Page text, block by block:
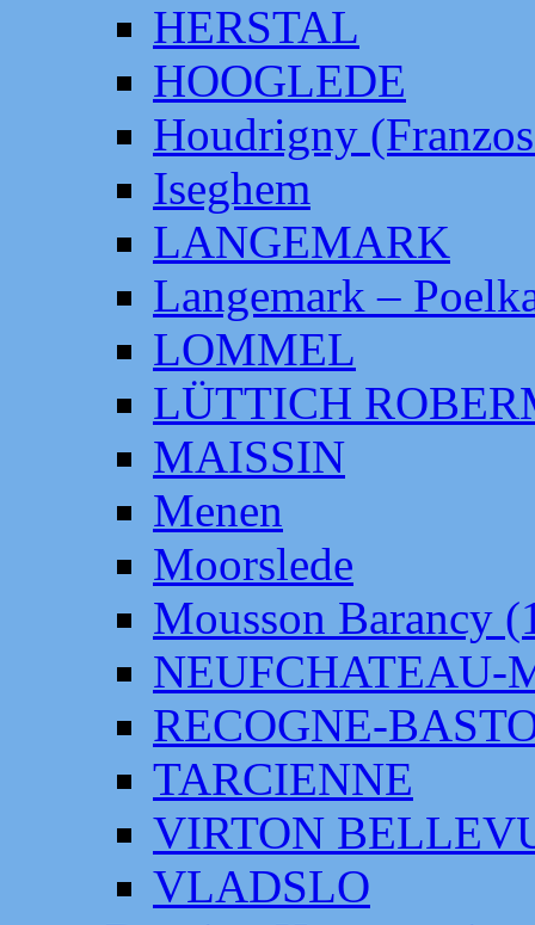
HERSTAL
HOOGLEDE
Houdrigny
Iseghem
LANGEMARK
Langemark –
LOMMEL
LÜTTICH
MAISSIN
Menen
Moorslede
Mousson Barancy
NEUFCHATEAU-
RECOGNE-
TARCIENNE
VIRTON
VLADSLO